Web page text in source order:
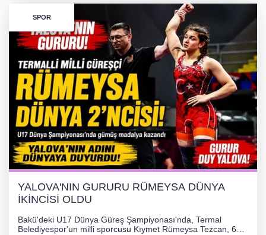
SPOR
YALOVA'NIN GURURU RÜMEYSA DÜNYA
İKİNCİSİ OLDU
Bakü'deki U17 Dünya Güreş Şampiyonası'nda, Termal
Belediyespor'un milli sporcusu Kıymet Rümeysa Tezcan, 69